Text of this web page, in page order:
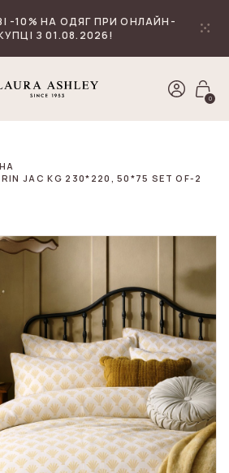
-10% НА ОДЯГ ПРИ ОНЛАЙН-
З 01.08.2026!
0
JAC KG 230*220, 50*75 SET OF-2